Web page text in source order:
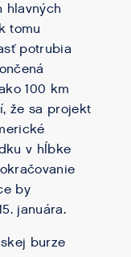
hlavných
tomu
potrubia
100 km
že sa projekt
v hĺbke
by
januára.
burze